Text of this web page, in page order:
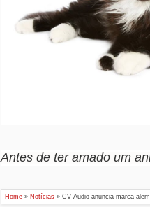
Antes de ter amado um
Home » Notícias » CV Audio anuncia marca